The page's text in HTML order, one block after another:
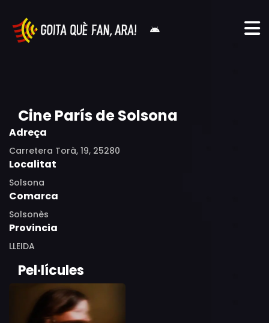
Cine París de Solsona
Adreça
Carretera Torà, 19, 25280
Localitat
Solsona
Comarca
Solsonès
Provincia
LLEIDA
Pel·lícules